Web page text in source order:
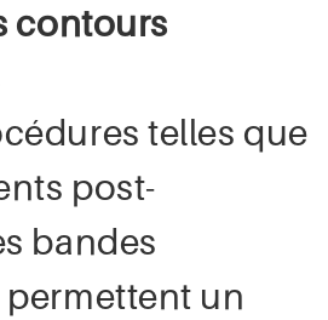
contours
telles que
post-
bandes
un